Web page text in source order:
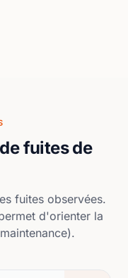
fuites de
fuites observées.
d'orienter la